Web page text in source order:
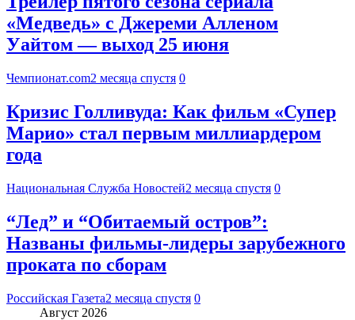
«Медведь» с Джереми Алленом
Уайтом — выход 25 июня
Чемпионат.com2 месяца спустя 0
Кризис Голливуда: Как фильм «Супер
Марио» стал первым миллиардером
года
Национальная Служба Новостей2 месяца спустя 0
“Лед” и “Обитаемый остров”:
Названы фильмы-лидеры зарубежного
проката по сборам
Российская Газета2 месяца спустя 0
Август 2026